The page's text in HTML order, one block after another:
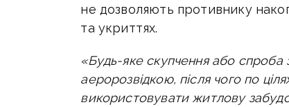
не дозволяють противнику
та укриттях.
«Будь-яке скупчення або спроба
аеророзвідкою, після чого по
використовувати житлову